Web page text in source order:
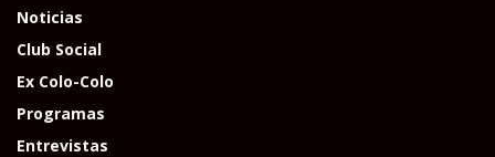
Noticias
Club Social
Ex Colo-Colo
Programas
Entrevistas